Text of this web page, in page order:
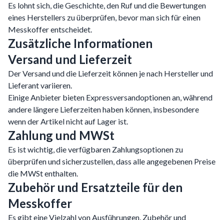
Es lohnt sich, die Geschichte, den Ruf und die Bewertungen
eines Herstellers zu überprüfen, bevor man sich für einen
Messkoffer entscheidet.
Zusätzliche Informationen
Versand und Lieferzeit
Der Versand und die Lieferzeit können je nach Hersteller und
Lieferant variieren.
Einige Anbieter bieten Expressversandoptionen an, während
andere längere Lieferzeiten haben können, insbesondere
wenn der Artikel nicht auf Lager ist.
Zahlung und MWSt
Es ist wichtig, die verfügbaren Zahlungsoptionen zu
überprüfen und sicherzustellen, dass alle angegebenen Preise
die MWSt enthalten.
Zubehör und Ersatzteile für den
Messkoffer
Es gibt eine Vielzahl von Ausführungen, Zubehör und